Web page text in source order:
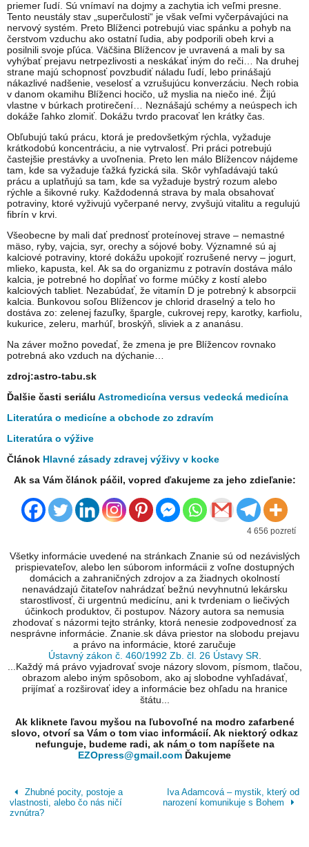
priemer ľudí. Sú vnímaví na dojmy a zachytia ich veľmi presne.
Tento neustály stav „superčulosti“ je však veľmi vyčerpávajúci na
nervový systém. Preto Blíženci potrebujú viac spánku a pohyb na
čerstvom vzduchu ako ostatní ľudia, aby podporili obeh krvi a
posilnili svoje pľúca. Väčšina Blížencov je uvravená a mali by sa
vyhýbať prejavu netrpezlivosti a neskákať iným do reči… Na druhej
strane majú schopnosť povzbudiť náladu ľudí, lebo prinášajú
nákazlivé nadšenie, veselosť a vzrušujúcu konverzáciu. Nech robia
v danom okamihu Blíženci hocičo, už myslia na niečo iné. Žijú
vlastne v búrkach protirečení… Neznášajú schémy a neúspech ich
dokáže ľahko zlomiť. Dokážu tvrdo pracovať len krátky čas.
Obľubujú takú prácu, ktorá je predovšetkým rýchla, vyžaduje
krátkodobú koncentráciu, a nie vytrvalosť. Pri práci potrebujú
častejšie prestávky a uvoľnenia. Preto len málo Blížencov nájdeme
tam, kde sa vyžaduje ťažká fyzická sila. Skôr vyhľadávajú takú
prácu a uplatňujú sa tam, kde sa vyžaduje bystrý rozum alebo
rýchle a šikovné ruky. Každodenná strava by mala obsahovať
potraviny, ktoré vyživujú vyčerpané nervy, zvyšujú vitalitu a regulujú
fibrín v krvi.
Všeobecne by mali dať prednosť proteínovej strave – nemastné
mäso, ryby, vajcia, syr, orechy a sójové boby. Významné sú aj
kalciové potraviny, ktoré dokážu upokojiť rozrušené nervy – jogurt,
mlieko, kapusta, kel. Ak sa do organizmu z potravín dostáva málo
kalcia, je potrebné ho dopĺňať vo forme múčky z kostí alebo
kalciových tabliet. Nezabúdať, že vitamín D je potrebný k absorpcii
kalcia. Bunkovou soľou Blížencov je chlorid draselný a telo ho
dostáva zo: zelenej fazuľky, špargle, cukrovej repy, karotky, karfiolu,
kukurice, zeleru, marhúľ, broskýň, sliviek a z ananásu.
Na záver možno povedať, že zmena je pre Blížencov rovnako
potrebná ako vzduch na dýchanie…
zdroj:astro-tabu.sk
Ďalšie časti seriálu Astromedicína versus vedecká medicína
Literatúra o medicíne a obchode zo zdravím
Literatúra o výžive
Článok Hlavné zásady zdravej výživy v kocke
Ak sa Vám článok páčil, vopred ďakujeme za jeho zdieľanie:
4 656 pozretí
Všetky informácie uvedené na stránkach Znanie sú od nezávislých
prispievateľov, alebo len súborom informácii z voľne dostupných
domácich a zahraničných zdrojov a za žiadnych okolností
nenavádzajú čitateľov nahrádzať bežnú nevyhnutnú lekársku
starostlivosť, či urgentnú medicínu, ani k tvrdeniam o liečivých
účinkoch produktov, či postupov. Názory autora sa nemusia
zhodovať s názormi tejto stránky, ktorá nenesie zodpovednosť za
nesprávne informácie. Znanie.sk dáva priestor na slobodu prejavu
a právo na informácie, ktoré zaručuje
Ústavný zákon č. 460/1992 Zb. čl. 26 Ústavy SR
...Každý má právo vyjadrovať svoje názory slovom, písmom, tlačou,
obrazom alebo iným spôsobom, ako aj slobodne vyhľadávať,
prijímať a rozširovať idey a informácie bez ohľadu na hranice
štátu...
Ak kliknete ľavou myšou na ľubovoľné na modro zafarbené
slovo, otvorí sa Vám o tom viac informácií. Ak niektorý odkaz
nefunguje, budeme radi, ak nám o tom napíšete na
EZOpress@gmail.com Ďakujeme
Zhubné pocity, postoje a
vlastnosti, alebo čo nás ničí
zvnútra?
Iva Adamcová – mystik, který od
narození komunikuje s Bohem